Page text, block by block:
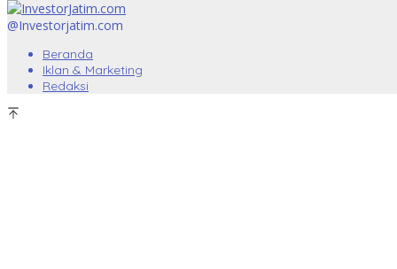
@Investorjatim.com
Beranda
Iklan & Marketing
Redaksi